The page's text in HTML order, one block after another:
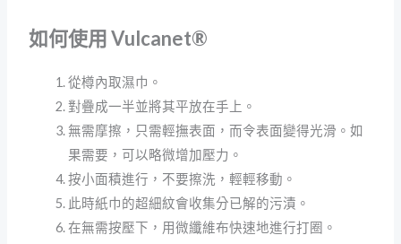
如何使用 Vulcanet®
從樽內取濕巾。
對疊成一半並將其平放在手上。
無需摩擦，只需輕撫表面，而令表面變得光滑。如
果需要，可以略微增加壓力。
按小面積進行，不要擦洗，輕輕移動。
此時紙巾的超細紋會收集分已解的污漬。
在無需按壓下，用微纖維布快速地進行打圈。